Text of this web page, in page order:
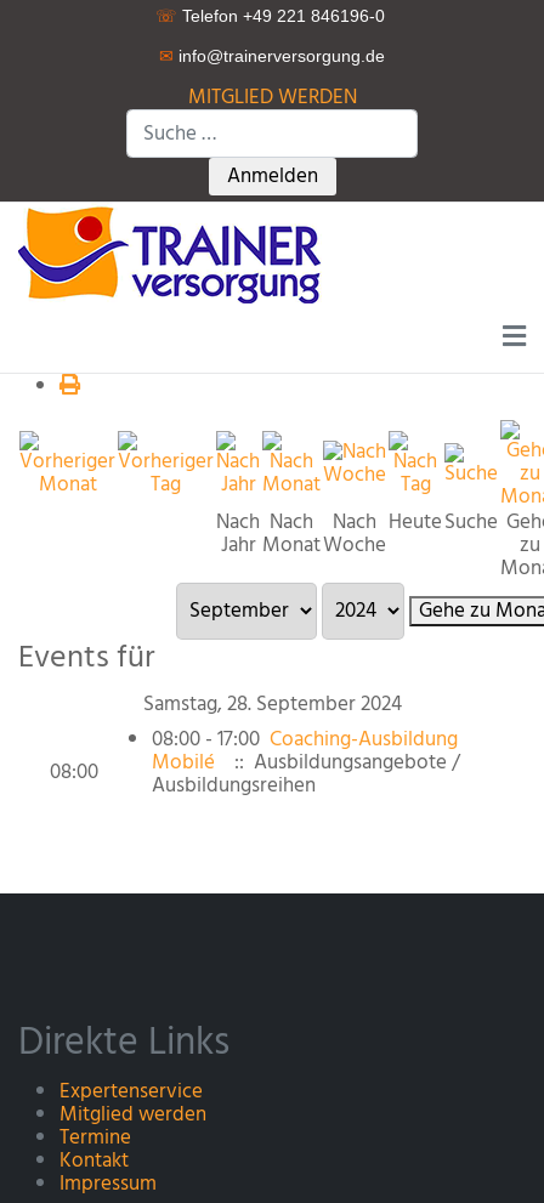
☏ Telefon +49 221 846196-0
✉ info@trainerversorgung.de
MITGLIED WERDEN
Suchen
Type 2 or more characters for
Anmelden
Nach
Jahr
Nach
Monat
Nach
Woche
HeuteSuche
zu
Gehe zu
Events für
Samstag, 28. September 2024
08:00
08:00 - 17:00 Coaching-Ausbildung
Mobilé :: Ausbildungsangebote /
Ausbildungsreihen
Direkte Links
Expertenservice
Mitglied werden
Termine
Kontakt
Impressum